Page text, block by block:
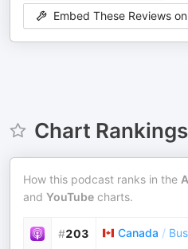
Embed These Reviews
Chart Rankings
How this podcast ranks in the
and YouTube charts.
#203 Canada /